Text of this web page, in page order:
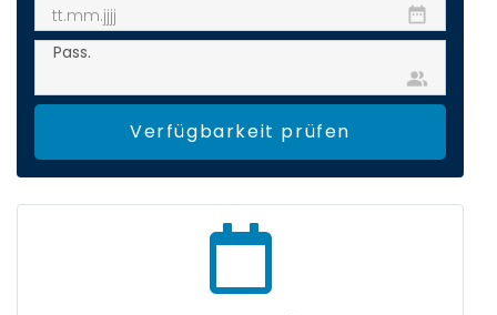
date_range
Pass.
people_alt
Verfügbarkeit prüfen